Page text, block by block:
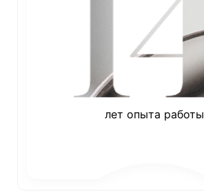
лет опыта работы